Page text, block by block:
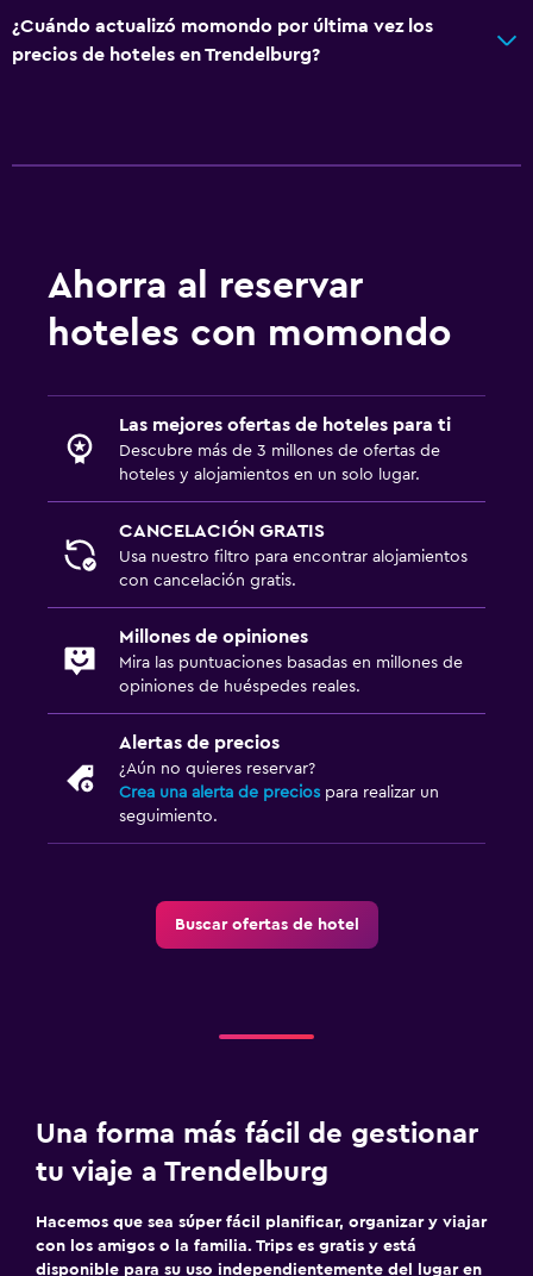
¿Cuándo actualizó momondo por última vez los
precios de hoteles en Trendelburg?
Ahorra al reservar
hoteles con momondo
Las mejores ofertas de hoteles para ti
Descubre más de 3 millones de ofertas de
hoteles y alojamientos en un solo lugar.
CANCELACIÓN GRATIS
Usa nuestro filtro para encontrar alojamientos
con cancelación gratis.
Millones de opiniones
Mira las puntuaciones basadas en millones de
opiniones de huéspedes reales.
Alertas de precios
¿Aún no quieres reservar?
Crea una alerta de precios para realizar un
seguimiento.
Buscar ofertas de hotel
Una forma más fácil de gestionar
tu viaje a Trendelburg
Hacemos que sea súper fácil planificar, organizar y viajar
con los amigos o la familia. Trips es gratis y está
disponible para su uso independientemente del lugar en